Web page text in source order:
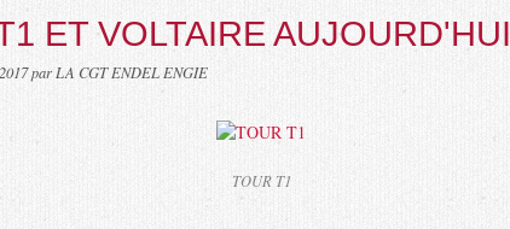
ET VOLTAIRE AUJOURD'HUI
par LA CGT ENDEL ENGIE
TOUR T1